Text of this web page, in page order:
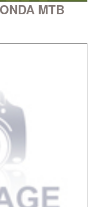
MTB